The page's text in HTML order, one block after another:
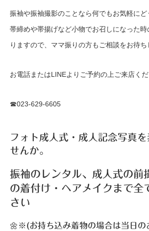
振袖や振袖撮影のことなら何でもお気軽にど
帯締めや帯揚げなど小物でお召しになった
りますので、ママ振りの方もご相談をお待ち
お電話またはLINEよりご予約の上ご来店くだ
☎023-629-6605
フォト成人式・成人記念写真
せんか。
振袖のレンタル、成人式の前
の着付け・ヘアメイクまで全
さい
🌼※(お持ち込み着物の場合は当日の